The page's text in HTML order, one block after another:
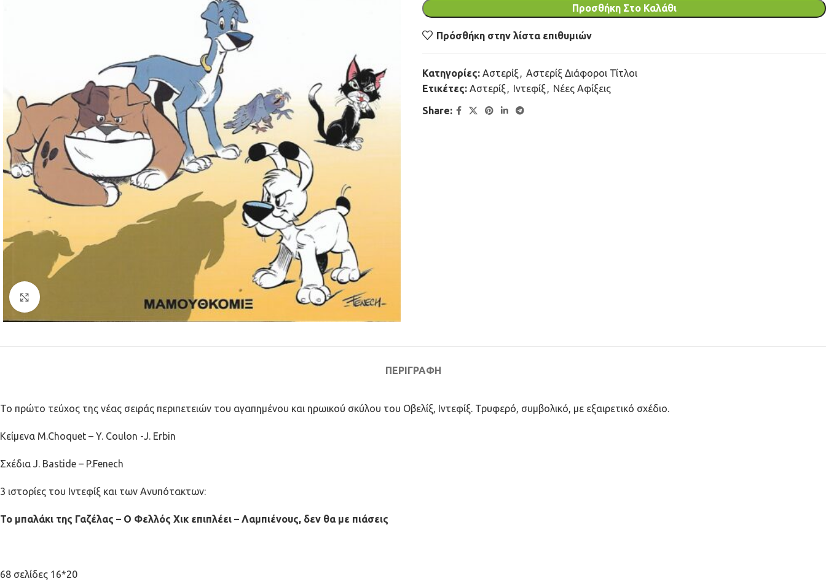
Προσθήκη Στο Καλάθι
Πρόσθήκη στην λίστα επιθυμιών
Κατηγορίες: Αστερίξ , Αστερίξ Διάφοροι Τίτλοι
Ετικέτες: Αστερίξ , Ιντεφίξ , Νέες Αφίξεις
Share:
ΠΕΡΙΓΡΑΦΉ
Το πρώτο τεύχος της νέας σειράς περιπετειών του αγαπημένου και ηρωικού σκύλου του Οβελίξ, Ιντεφίξ. Τρυφερό, συμβολικό, με εξαιρετικό σχέδιο.
Κείμενα M.Choquet – Y. Coulon -J. Erbin
Σχέδια J. Bastide – P.Fenech
3 ιστορίες του Ιντεφίξ και των Ανυπότακτων:
Το μπαλάκι της Γαζέλας – Ο Φελλός Χικ επιπλέει – Λαμπιένους, δεν θα με πιάσεις
68 σελίδες 16*20